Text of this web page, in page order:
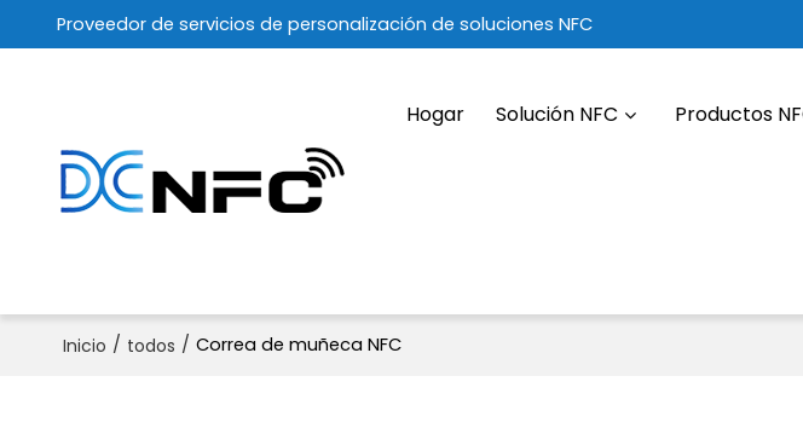
Proveedor de servicios de personalización de soluciones NFC
Hogar Solución NFC Productos
Inicio / todos / Correa de muñeca NFC